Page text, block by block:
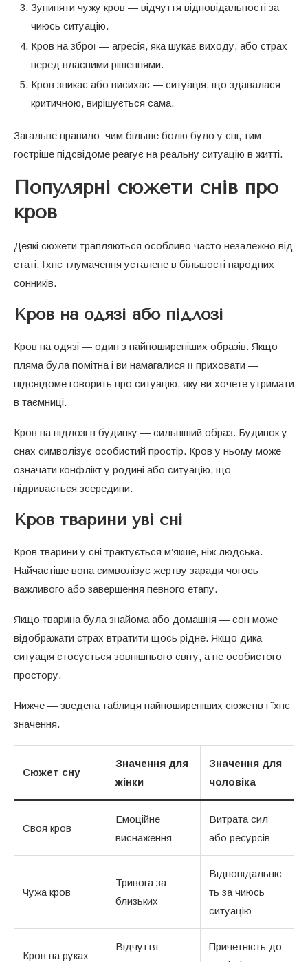
Зупиняти чужу кров — відчуття відповідальності за
чиюсь ситуацію.
Кров на зброї — агресія, яка шукає виходу, або страх
перед власними рішеннями.
Кров зникає або висихає — ситуація, що здавалася
критичною, вирішується сама.
Загальне правило: чим більше болю було у сні, тим
гостріше підсвідоме реагує на реальну ситуацію в житті.
Популярні сюжети снів про
кров
Деякі сюжети трапляються особливо часто незалежно від
статі. Їхнє тлумачення усталене в більшості народних
сонників.
Кров на одязі або підлозі
Кров на одязі — один з найпоширеніших образів. Якщо
пляма була помітна і ви намагалися її приховати —
підсвідоме говорить про ситуацію, яку ви хочете утримати
в таємниці.
Кров на підлозі в будинку — сильніший образ. Будинок у
снах символізує особистий простір. Кров у ньому може
означати конфлікт у родині або ситуацію, що
підривається зсередини.
Кров тварини уві сні
Кров тварини у сні трактується м’якше, ніж людська.
Найчастіше вона символізує жертву заради чогось
важливого або завершення певного етапу.
Якщо тварина була знайома або домашня — сон може
відображати страх втратити щось рідне. Якщо дика —
ситуація стосується зовнішнього світу, а не особистого
простору.
Нижче — зведена таблиця найпоширеніших сюжетів і їхнє
значення.
Сюжет сну
Значення для
жінки
Значення для
чоловіка
Своя кров
Емоційне
виснаження
Витрата сил
або ресурсів
Чужа кров
Тривога за
близьких
Відповідальніс
ть за чиюсь
ситуацію
Кров на руках
Відчуття
Причетність до